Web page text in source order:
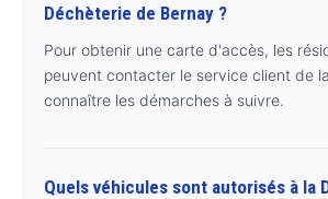
Déchèterie de Bernay ?
Pour obtenir une carte d'accès, les
peuvent contacter le service client de
connaître les démarches à suivre.
Quels véhicules sont autorisés à la